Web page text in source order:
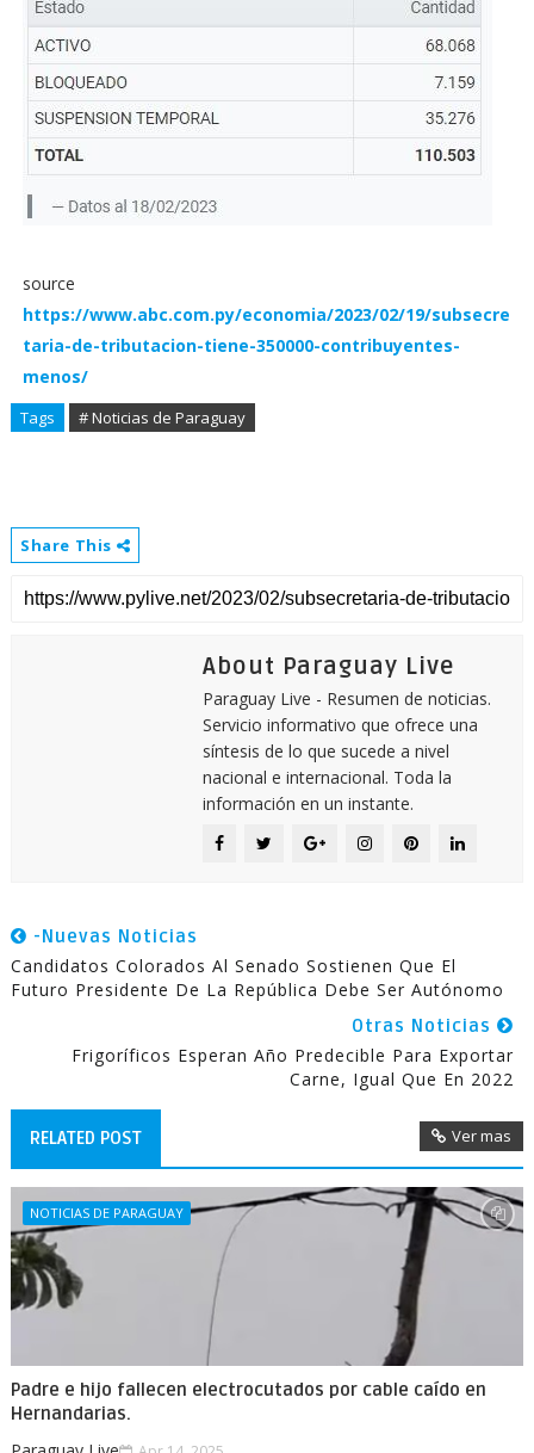
source
https://www.abc.com.py/economia/2023/02/19/subsecre
taria-de-tributacion-tiene-350000-contribuyentes-
menos/
Tags # Noticias de Paraguay
Share This
About Paraguay Live
Paraguay Live - Resumen de noticias.
Servicio informativo que ofrece una
síntesis de lo que sucede a nivel
nacional e internacional. Toda la
información en un instante.
-Nuevas Noticias
Candidatos Colorados Al Senado Sostienen Que El
Futuro Presidente De La República Debe Ser Autónomo
Otras Noticias
Frigoríficos Esperan Año Predecible Para Exportar
Carne, Igual Que En 2022
RELATED POST Ver mas
NOTICIAS DE PARAGUAY
Padre e hijo fallecen electrocutados por cable caído en
Hernandarias.